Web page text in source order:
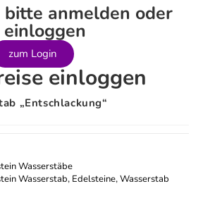
bitte anmelden oder
einloggen
zum Login
einloggen
„Entschlackung“
Wasserstäbe
Wasserstab, Edelsteine,Wasserstab